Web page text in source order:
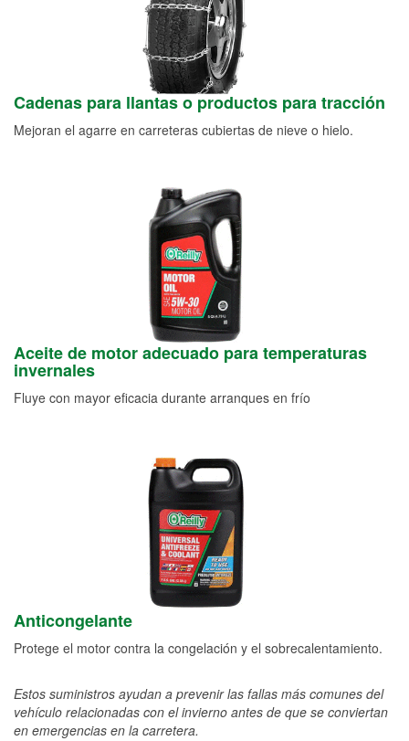
Cadenas para llantas o productos para tracción
Mejoran el agarre en carreteras cubiertas de nieve o hielo.
Aceite de motor adecuado para temperaturas
invernales
Fluye con mayor eficacia durante arranques en frío
Anticongelante
Protege el motor contra la congelación y el sobrecalentamiento.
Estos suministros ayudan a prevenir las fallas más comunes del
vehículo relacionadas con el invierno antes de que se conviertan
en emergencias en la carretera.